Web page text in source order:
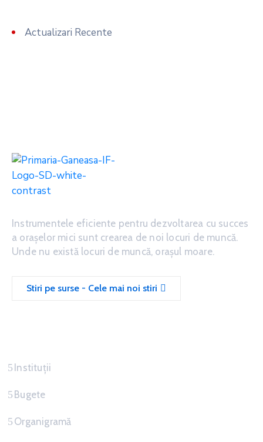
Actualizari Recente
Instrumentele eficiente pentru dezvoltarea cu succes
a oraşelor mici sunt crearea de noi locuri de muncă.
Unde nu există locuri de muncă, oraşul moare.
Stiri pe surse - Cele mai noi stiri
Instituții
Bugete
Organigramă